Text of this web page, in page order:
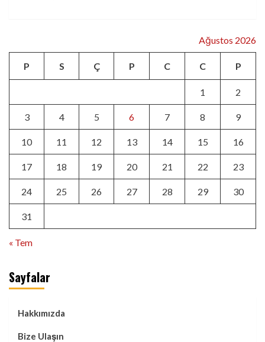
Ağustos 2026
P S Ç P C C P
1 2
3 4 5 6 7 8 9
10 11 12 13 14 15 16
17 18 19 20 21 22 23
24 25 26 27 28 29 30
31
« Tem
Sayfalar
Hakkımızda
Bize Ulaşın